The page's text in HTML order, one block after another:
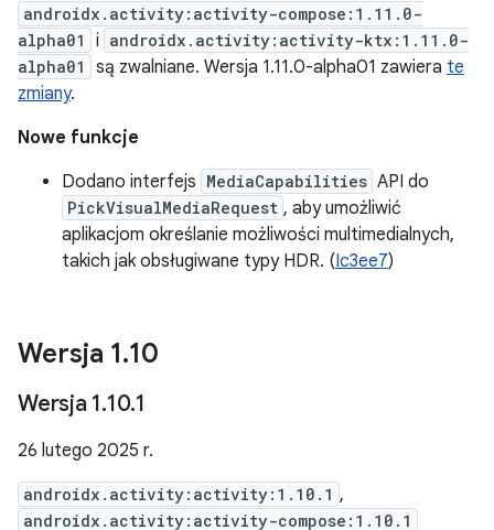
androidx.activity:activity-compose:1.11.0-
alpha01
i androidx.activity:activity-ktx:1.11.0-
alpha01
są zwalniane. Wersja 1.11.0-alpha01 zawiera te
zmiany.
Nowe funkcje
Dodano interfejs MediaCapabilities API do
PickVisualMediaRequest , aby umożliwić
aplikacjom określanie możliwości multimedialnych,
takich jak obsługiwane typy HDR. (Ic3ee7)
Wersja 1.10
Wersja 1.10.1
26 lutego 2025 r.
androidx.activity:activity:1.10.1 ,
androidx.activity:activity-compose:1.10.1